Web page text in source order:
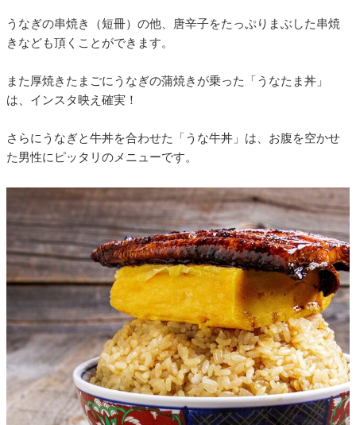
うなぎの串焼き（短冊）の他、唐辛子をたっぷりまぶした串焼
きなども頂くことができます。
また厚焼きたまごにうなぎの蒲焼きが乗った「うなたま丼」
は、インスタ映え確実！
さらにうなぎと牛丼を合わせた「うな牛丼」は、お腹を空かせ
た男性にピッタリのメニューです。